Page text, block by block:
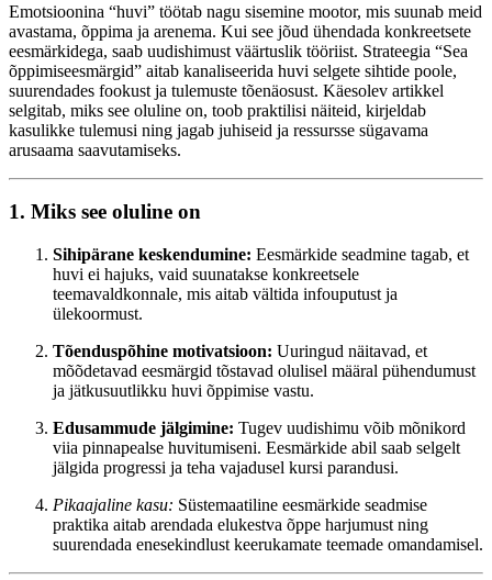
Emotsioonina “huvi” töötab nagu sisemine mootor, mis suunab meid
avastama, õppima ja arenema. Kui see jõud ühendada konkreetsete
eesmärkidega, saab uudishimust väärtuslik tööriist. Strateegia “Sea
õppimiseesmärgid” aitab kanaliseerida huvi selgete sihtide poole,
suurendades fookust ja tulemuste tõenäosust. Käesolev artikkel
selgitab, miks see oluline on, toob praktilisi näiteid, kirjeldab
kasulikke tulemusi ning jagab juhiseid ja ressursse sügavama
arusaama saavutamiseks.
1. Miks see oluline on
Sihipärane keskendumine: Eesmärkide seadmine tagab, et
huvi ei hajuks, vaid suunatakse konkreetsele
teemavaldkonnale, mis aitab vältida infouputust ja
ülekoormust.
Tõenduspõhine motivatsioon: Uuringud näitavad, et
mõõdetavad eesmärgid tõstavad olulisel määral pühendumust
ja jätkusuutlikku huvi õppimise vastu.
Edusammude jälgimine: Tugev uudishimu võib mõnikord
viia pinnapealse huvitumiseni. Eesmärkide abil saab selgelt
jälgida progressi ja teha vajadusel kursi parandusi.
Pikaajaline kasu: Süstemaatiline eesmärkide seadmise
praktika aitab arendada elukestva õppe harjumust ning
suurendada enesekindlust keerukamate teemade omandamisel.